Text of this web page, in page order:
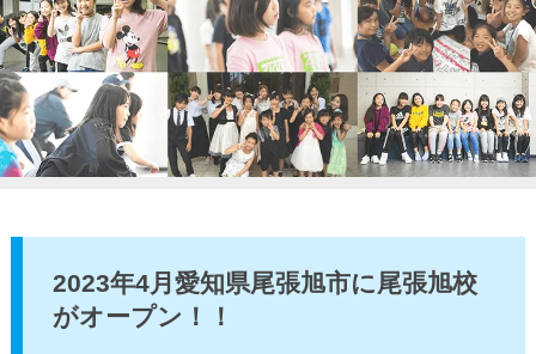
2023年4月愛知県尾張旭市に尾張旭校
がオープン！！